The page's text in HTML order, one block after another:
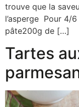
trouve que la
l’asperge Pour 4/
pâte200g de […]
Tartes